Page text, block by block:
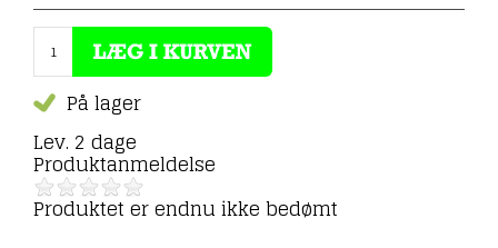
På lager
Lev. 2 dage
Produktanmeldelse
Produktet er endnu ikke bedømt